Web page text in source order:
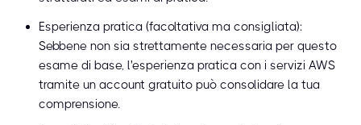
Esperienza pratica (facoltativa ma consigliata):
Sebbene non sia strettamente necessaria per questo
esame di base, l'esperienza pratica con i servizi AWS
tramite un account gratuito può consolidare la tua
comprensione.